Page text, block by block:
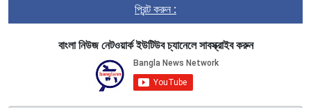
প্রিন্ট করুন :
বাংলা নিউজ নেটওয়ার্ক ইউটিউব চ্যানেলে সাবস্ক্রাইব করুন